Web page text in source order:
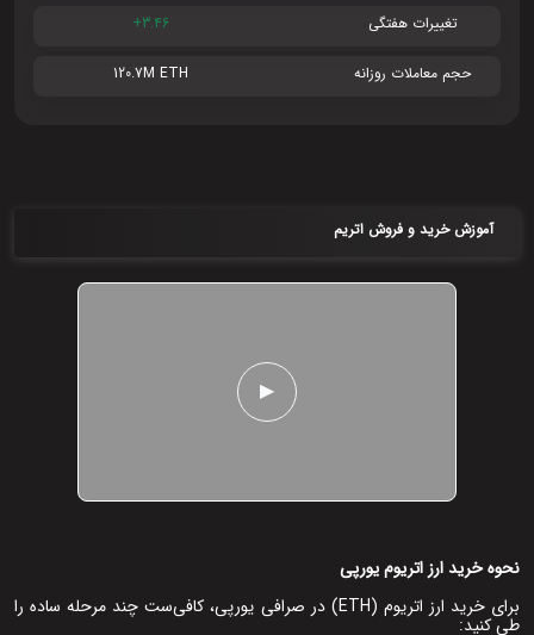
تغییرات هفتگی +3.46
حجم معاملات روزانه 120.7M ETH
آموزش خرید و فروش اتریم
نحوه خرید ارز اتریوم یورپی
برای خرید ارز اتریوم (ETH) در صرافی یورپی، کافی‌ست چند مرحله ساده را
طی کنید: